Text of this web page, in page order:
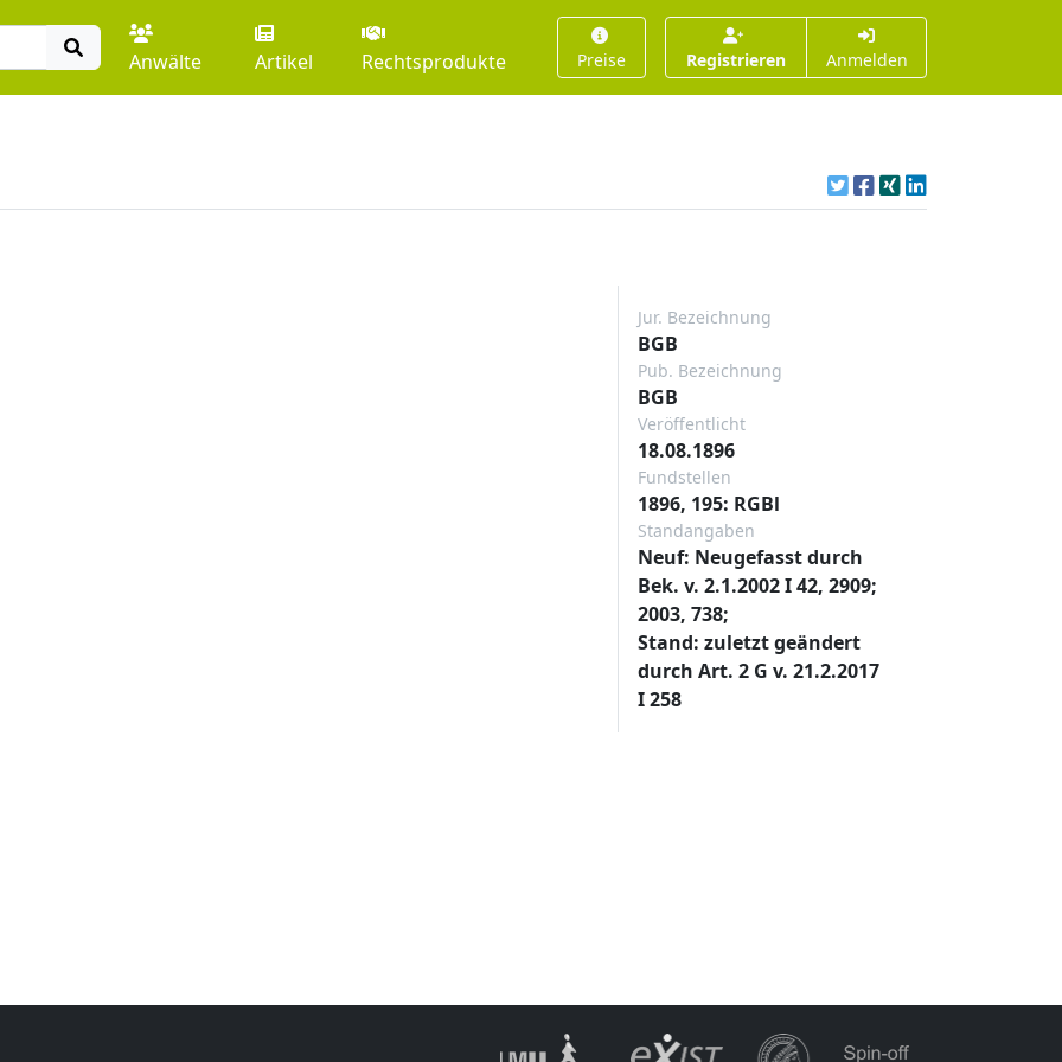
Anwälte Artikel Rechtsprodukte Preise Registrieren Anmelden
Jur. Bezeichnung
BGB
Pub. Bezeichnung
BGB
Veröffentlicht
18.08.1896
Fundstellen
1896, 195: RGBl
Standangaben
Neuf: Neugefasst durch
Bek. v. 2.1.2002 I 42, 2909;
2003, 738;
Stand: zuletzt geändert
durch Art. 2 G v. 21.2.2017
I 258